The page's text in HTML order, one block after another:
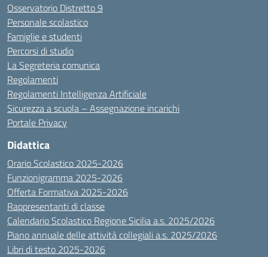
Osservatorio Distretto 9
Personale scolastico
Famiglie e studenti
Percorsi di studio
La Segreteria comunica
Regolamenti
Regolamenti Intelligenza Artificiale
Sicurezza a scuola – Assegnazione incarichi
Portale Privacy
Didattica
Orario Scolastico 2025-2026
Funzionigramma 2025-2026
Offerta Formativa 2025-2026
Rappresentanti di classe
Calendario Scolastico Regione Sicilia a.s. 2025/2026
Piano annuale delle attività collegiali a.s. 2025/2026
Libri di testo 2025-2026